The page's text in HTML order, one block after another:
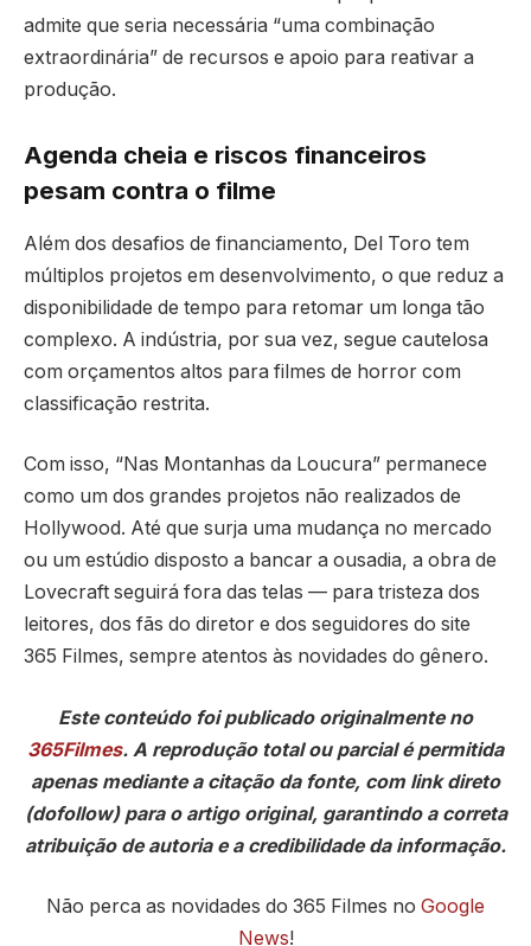
admite que seria necessária “uma combinação
extraordinária” de recursos e apoio para reativar a
produção.
Agenda cheia e riscos financeiros
pesam contra o filme
Além dos desafios de financiamento, Del Toro tem
múltiplos projetos em desenvolvimento, o que reduz a
disponibilidade de tempo para retomar um longa tão
complexo. A indústria, por sua vez, segue cautelosa
com orçamentos altos para filmes de horror com
classificação restrita.
Com isso, “Nas Montanhas da Loucura” permanece
como um dos grandes projetos não realizados de
Hollywood. Até que surja uma mudança no mercado
ou um estúdio disposto a bancar a ousadia, a obra de
Lovecraft seguirá fora das telas — para tristeza dos
leitores, dos fãs do diretor e dos seguidores do site
365 Filmes, sempre atentos às novidades do gênero.
Este conteúdo foi publicado originalmente no
365Filmes. A reprodução total ou parcial é permitida
apenas mediante a citação da fonte, com link direto
(dofollow) para o artigo original, garantindo a correta
atribuição de autoria e a credibilidade da informação.
Não perca as novidades do 365 Filmes no Google
News!